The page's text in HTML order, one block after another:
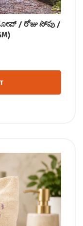
/ రోజు సోపు /